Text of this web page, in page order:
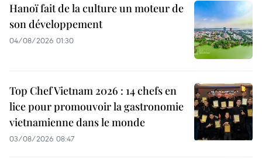
Hanoï fait de la culture un moteur de
son développement
04/08/2026 01:30
Top Chef Vietnam 2026 : 14 chefs en
lice pour promouvoir la gastronomie
vietnamienne dans le monde
03/08/2026 08:47